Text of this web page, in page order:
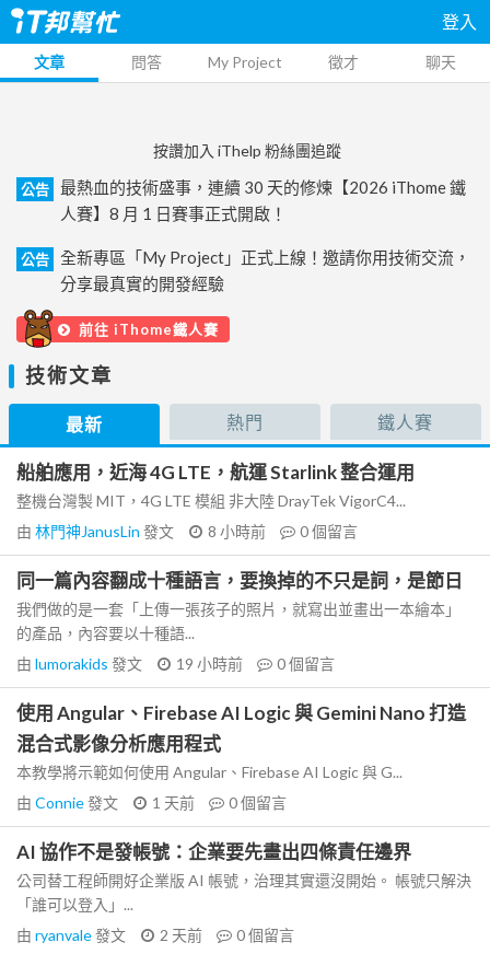
登入
文章 問答 My Project 徵才 聊天
按讚加入 iThelp 粉絲團追蹤
公告
最熱血的技術盛事，連續 30 天的修煉【2026 iThome 鐵
人賽】8 月 1 日賽事正式開啟！
公告
全新專區「My Project」正式上線！邀請你用技術交流，
分享最真實的開發經驗
前往 iThome鐵人賽
技術文章
最新 熱門 鐵人賽
船舶應用，近海 4G LTE，航運 Starlink 整合運用
整機台灣製 MIT，4G LTE 模組 非大陸 DrayTek VigorC4...
由 林門神JanusLin 發文 8 小時前 0個留言
同一篇內容翻成十種語言，要換掉的不只是詞，是節日
我們做的是一套「上傳一張孩子的照片，就寫出並畫出一本繪本」
的產品，內容要以十種語...
由 lumorakids 發文 19 小時前 0個留言
使用 Angular、Firebase AI Logic 與 Gemini Nano 打造
混合式影像分析應用程式
本教學將示範如何使用 Angular、Firebase AI Logic 與 G...
由 Connie發文 1 天前 0個留言
AI 協作不是發帳號：企業要先畫出四條責任邊界
公司替工程師開好企業版 AI 帳號，治理其實還沒開始。 帳號只解決
「誰可以登入」...
由 ryanvale發文 2 天前 0個留言